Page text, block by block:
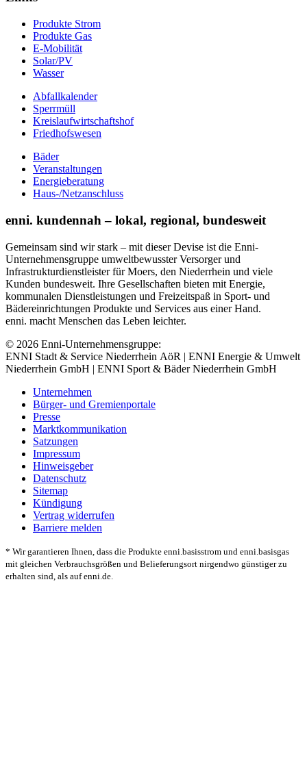
Produkte Strom
Produkte Gas
E-Mobilität
Solar/PV
Wasser
Abfallkalender
Sperrmüll
Kreislaufwirtschaftshof
Friedhofswesen
Bäder
Veranstaltungen
Energieberatung
Haus-/Netzanschluss
enni. kundennah – lokal, regional, bundesweit
Gemeinsam sind wir stark – mit dieser Devise ist die Enni-
Unternehmensgruppe umweltbewusster Versorger und
Infrastrukturdienstleister für Moers, den Niederrhein und viele
Kunden bundesweit. Ihre Gesellschaften bieten mit Energie,
kommunalen Dienstleistungen und Freizeitspaß in Sport- und
Bädereinrichtungen Produkte und Services aus einer Hand.
enni. macht Menschen das Leben leichter.
© 2026 Enni-Unternehmensgruppe:
ENNI Stadt & Service Niederrhein AöR | ENNI Energie & Umwelt
Niederrhein GmbH | ENNI Sport & Bäder Niederrhein GmbH
Unternehmen
Bürger- und Gremienportale
Presse
Marktkommunikation
Satzungen
Impressum
Hinweisgeber
Datenschutz
Sitemap
Kündigung
Vertrag widerrufen
Barriere melden
* Wir garantieren Ihnen, dass die Produkte enni.basisstrom und enni.basisgas
mit gleichen Verbrauchsgrößen und Belieferungsort nirgendwo günstiger zu
erhalten sind, als auf enni.de.